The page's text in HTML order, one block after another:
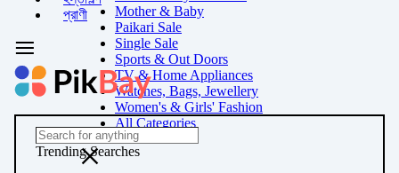
Mother & Baby
Paikari Sale
Single Sale
Sports & Out Doors
TV & Home Appliances
Watches, Bags, Jewellery
Women's & Girls' Fashion
All Categories
প্রাণী
Trending Searches